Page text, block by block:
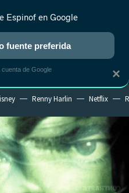
ANIME RANKINGS CINE
Renny Harlin Netflix
×
Espinof en Google
fuente preferida
de Google